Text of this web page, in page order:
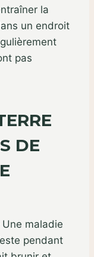
la
un endroit
pas
DE
Une maladie
pendant